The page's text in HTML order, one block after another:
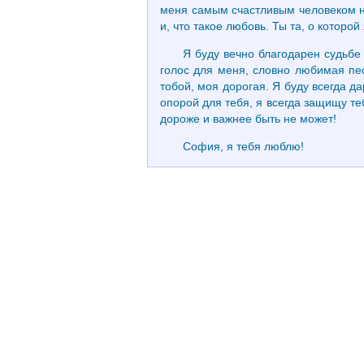
меня самым счастливым человеком
и, что такое любовь. Ты та, о
Я буду вечно благодарен
голос для меня, словно любимая
тобой, моя дорогая. Я буду всегда
опорой для тебя, я всегда защищу
дороже и важнее быть не может!
София, я тебя люблю!